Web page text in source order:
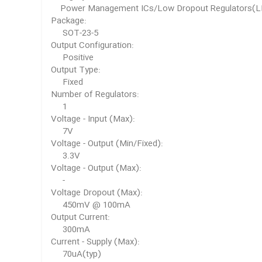
Power Management ICs/Low Dropout
Package:
SOT-23-5
Output Configuration:
Positive
Output Type:
Fixed
Number of Regulators:
1
Voltage - Input (Max):
7V
Voltage - Output (Min/Fixed):
3.3V
Voltage - Output (Max):
-
Voltage Dropout (Max):
450mV @ 100mA
Output Current:
300mA
Current - Supply (Max):
70uA(typ)